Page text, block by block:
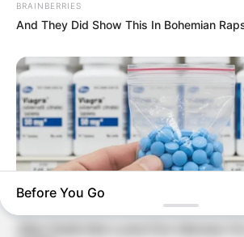
BRAINBERRIES
And They Did Show This In Bohemian
Before You Go